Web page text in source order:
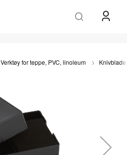
Verktøy for teppe, PVC, linoleum